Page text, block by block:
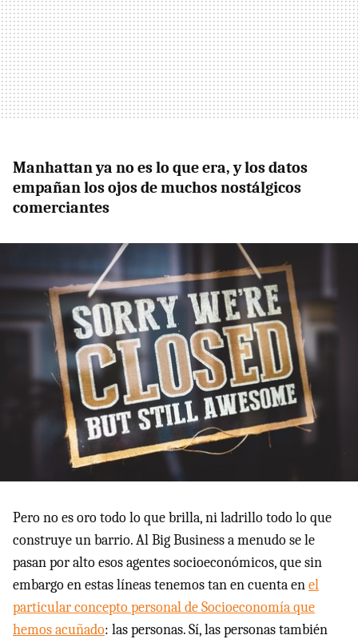
Manhattan ya no es lo que era, y los datos
empañan los ojos de muchos nostálgicos
comerciantes
Pero no es oro todo lo que brilla, ni ladrillo todo lo que
construye un barrio. Al Big Business a menudo se le
pasan por alto esos agentes socioeconómicos, que sin
embargo en estas líneas tenemos tan en cuenta enel
particular concepto personal de Socioeconomía que
hemos acuñado: las personas. Sí, las personas también